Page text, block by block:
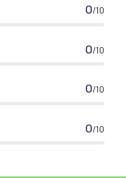
0/10
0/10
0/10
0/10